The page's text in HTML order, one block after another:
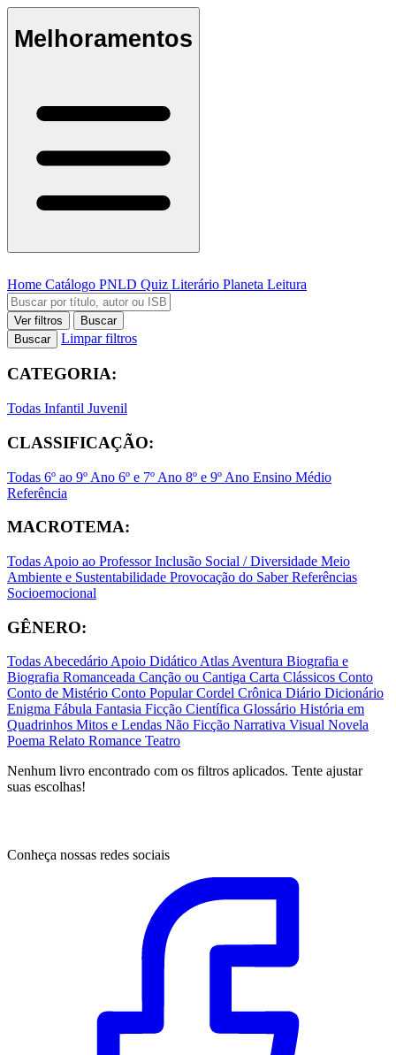
Melhoramentos
Home Catálogo PNLD Quiz Literário Planeta Leitura
Ver filtros
Buscar
Buscar
Limpar filtros
CATEGORIA:
Todas Infantil Juvenil
CLASSIFICAÇÃO:
Todas 6º ao 9º Ano 6º e 7º Ano 8º e 9º Ano Ensino Médio
Referência
MACROTEMA:
Todas Apoio ao ProfessorInclusão Social / Diversidade Meio
Ambiente e Sustentabilidade Provocação do SaberReferências
Socioemocional
GÊNERO:
TodasAbecedárioApoio DidáticoAtlasAventura Biografia e
Biografia Romanceada Canção ou Cantiga Carta Clássicos Conto
Conto de Mistério Conto PopularCordel Crônica Diário Dicionário
Enigma Fábula Fantasia Ficção Científica Glossário História em
Quadrinhos Mitos e Lendas Não Ficção Narrativa Visual Novela
Poema Relato Romance Teatro
Nenhum livro encontrado com os filtros aplicados. Tente ajustar
suas escolhas!
Conheça nossas redes sociais